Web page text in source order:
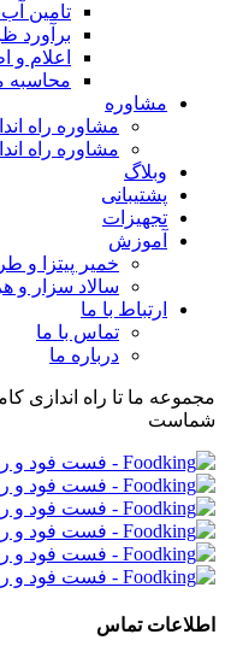
تامین
برآورد
اعلام
محاسبه
مشاوره
مشاوره راه
مشاوره راه
وبلاگ
پشتیبانی
تجهیزات
آموزش
خمیر پیتزا و
سالاد سزار و
ارتباط با ما
تماس با ما
درباره ما
مجموعه ما تا راه اندازی
شماست
اطلاعات تماس